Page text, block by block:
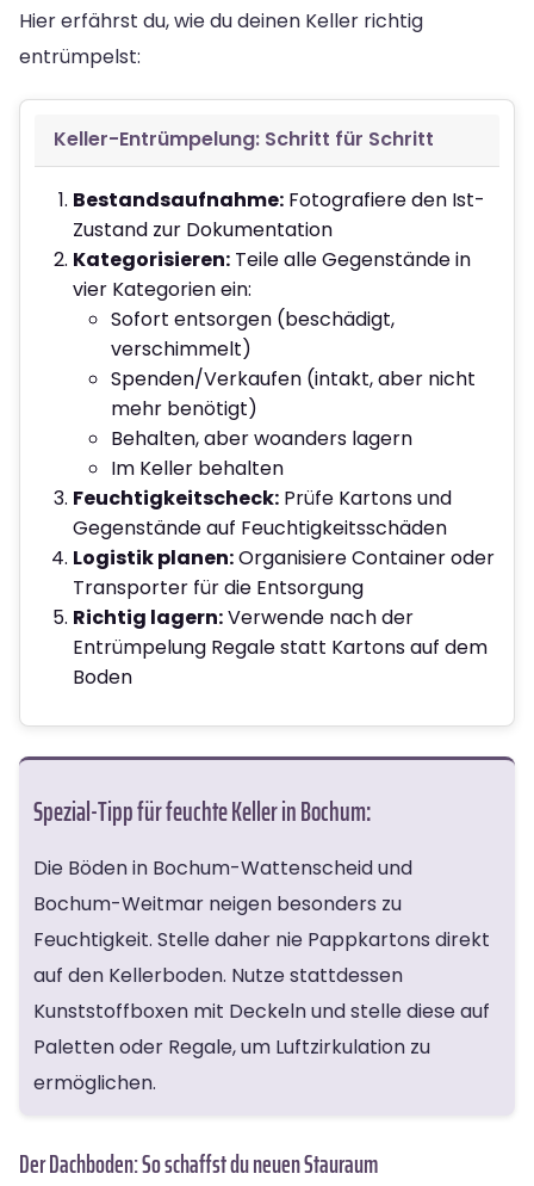
Hier erfährst du, wie du deinen Keller richtig
entrümpelst:
Keller-Entrümpelung: Schritt für Schritt
Bestandsaufnahme: Fotografiere den Ist-
Zustand zur Dokumentation
Kategorisieren: Teile alle Gegenstände in
vier Kategorien ein:
Sofort entsorgen (beschädigt,
verschimmelt)
Spenden/Verkaufen (intakt, aber nicht
mehr benötigt)
Behalten, aber woanders lagern
Im Keller behalten
Feuchtigkeitscheck: Prüfe Kartons und
Gegenstände auf Feuchtigkeitsschäden
Logistik planen:Organisiere Container oder
Transporter für die Entsorgung
Richtig lagern:Verwende nach der
Entrümpelung Regale statt Kartons auf dem
Boden
Spezial-Tipp für feuchte Keller in Bochum:
Die Böden in Bochum-Wattenscheid und
Bochum-Weitmar neigen besonders zu
Feuchtigkeit. Stelle daher nie Pappkartons direkt
auf den Kellerboden. Nutze stattdessen
Kunststoffboxen mit Deckeln und stelle diese auf
Paletten oder Regale, um Luftzirkulation zu
ermöglichen.
Der Dachboden: So schaffst du neuen Stauraum